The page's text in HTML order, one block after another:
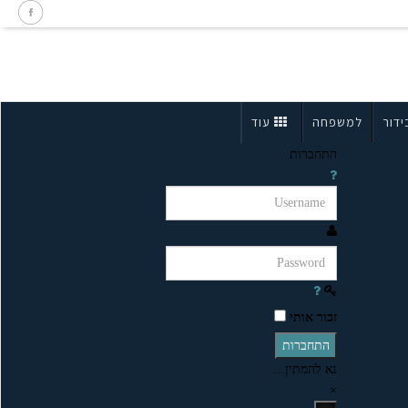
למשפחה עוד
התחברות
זכור אותי
התחברות
נא להמתין...
×